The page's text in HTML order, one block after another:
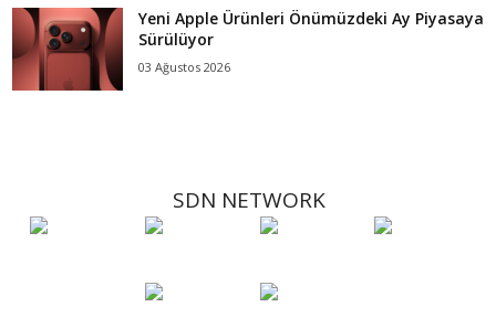
Yeni Apple Ürünleri Önümüzdeki Ay Piyasaya
Sürülüyor
03 Ağustos 2026
SDN NETWORK